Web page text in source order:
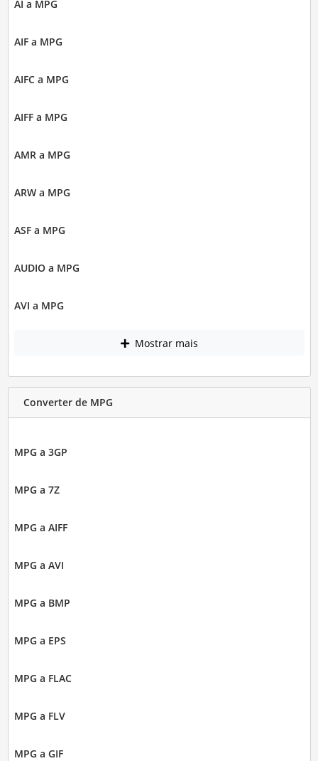
AI a MPG
AIF a MPG
AIFC a MPG
AIFF a MPG
AMR a MPG
ARW a MPG
ASF a MPG
AUDIO a MPG
AVI a MPG
Mostrar mais
Converter de MPG
MPG a 3GP
MPG a 7Z
MPG a AIFF
MPG a AVI
MPG a BMP
MPG a EPS
MPG a FLAC
MPG a FLV
MPG a GIF